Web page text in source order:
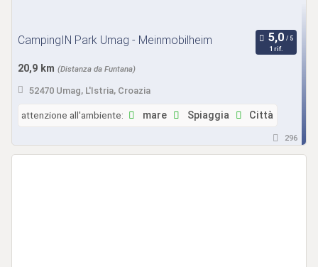
CampingIN Park Umag - Meinmobilheim
1 rif.
20,9 km (Distanza da Funtana)
52470 Umag, L'Istria, Croazia
attenzione all'ambiente: mare Spiaggia Città
296